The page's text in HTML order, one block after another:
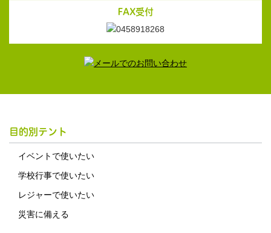
FAX受付
目的別テント
イベントで使いたい
学校行事で使いたい
レジャーで使いたい
災害に備える